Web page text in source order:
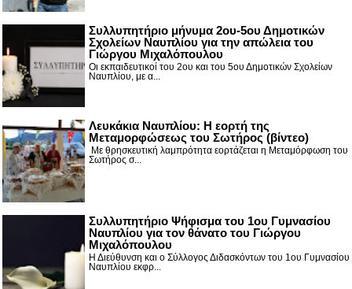
Συλλυπητήριο μήνυμα 2ου-5ου Δημοτικών
Σχολείων Ναυπλίου για την απώλεια του
Γιώργου Μιχαλόπουλου
Οι εκπαιδευτικοί του 2ου και του 5ου Δημοτικών Σχολείων
Ναυπλίου, με α...
Λευκάκια Ναυπλίου: Η εορτή της
Μεταμορφώσεως του Σωτήρος (βίντεο)
Με θρησκευτική λαμπρότητα εορτάζεται η Μεταμόρφωση του
Σωτήρος σ...
Συλλυπητήριο Ψήφισμα του 1ου Γυμνασίου
Ναυπλίου για τον θάνατο του Γιώργου
Μιχαλόπουλου
Η Διεύθυνση και ο Σύλλογος Διδασκόντων του 1ου Γυμνασίου
Ναυπλίου εκφρ...